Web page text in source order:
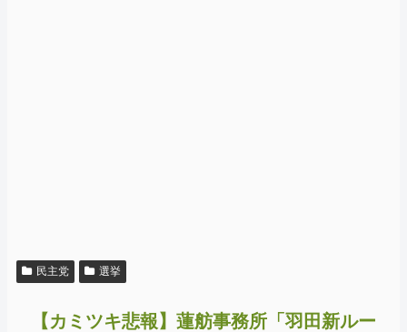
民主党 選挙
【カミツキ悲報】蓮舫事務所「羽田新ルー